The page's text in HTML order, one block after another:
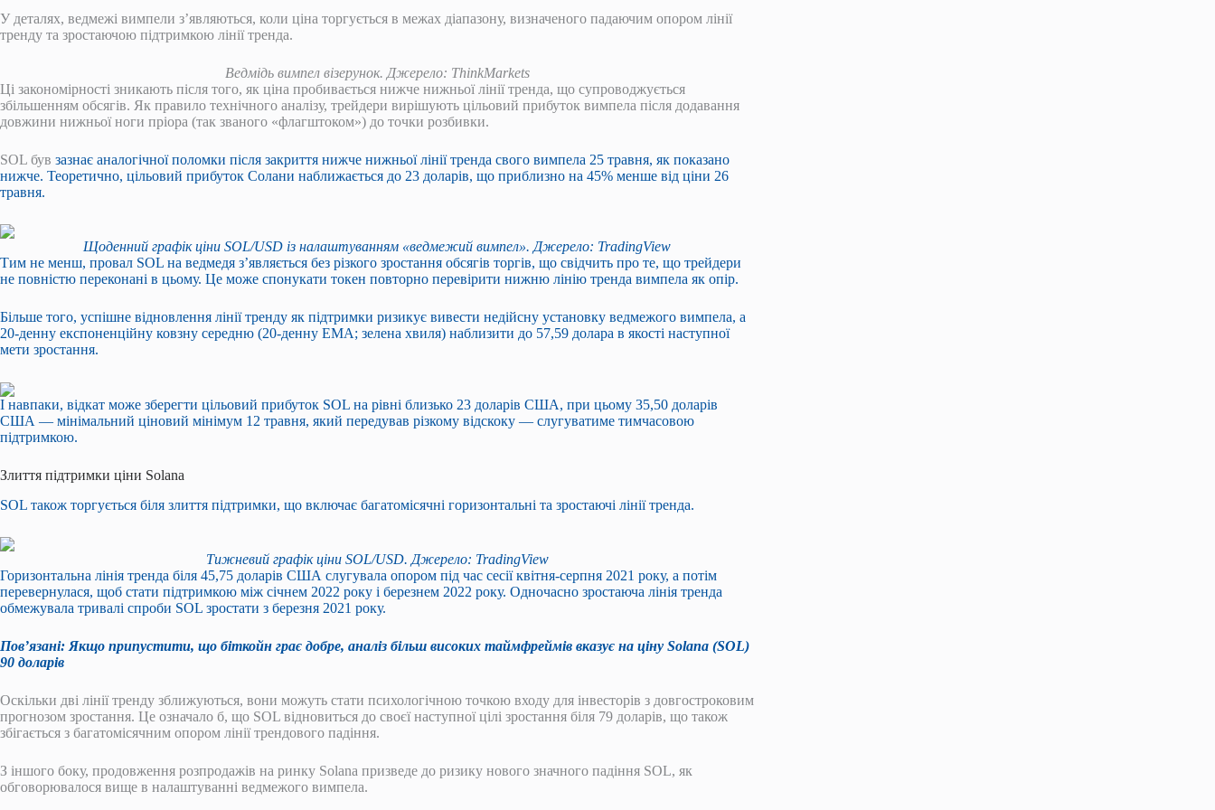
У деталях, ведмежі вимпели з’являються, коли ціна торгується в межах діапазону, визначеного падаючим опором лінії
тренду та зростаючою підтримкою лінії тренда.
Ведмідь вимпел візерунок. Джерело: ThinkMarkets
Ці закономірності зникають після того, як ціна пробивається нижче нижньої лінії тренда, що супроводжується
збільшенням обсягів. Як правило технічного аналізу, трейдери вирішують цільовий прибуток вимпела після додавання
довжини нижньої ноги пріора (так званого «флагштоком») до точки розбивки.
SOL був зазнає аналогічної поломки після закриття нижче нижньої лінії тренда свого вимпела 25 травня, як показано
нижче. Теоретично, цільовий прибуток Солани наближається до 23 доларів, що приблизно на 45% менше від ціни 26
травня.
Щоденний графік ціни SOL/USD із налаштуванням «ведмежий вимпел». Джерело: TradingView
Тим не менш, провал SOL на ведмедя з’являється без різкого зростання обсягів торгів, що свідчить про те, що трейдери
не повністю переконані в цьому. Це може спонукати токен повторно перевірити нижню лінію тренда вимпела як опір.
Більше того, успішне відновлення лінії тренду як підтримки ризикує вивести недійсну установку ведмежого вимпела, а
20-денну експоненційну ковзну середню (20-денну EMA; зелена хвиля) наблизити до 57,59 долара в якості наступної
мети зростання.
І навпаки, відкат може зберегти цільовий прибуток SOL на рівні близько 23 доларів США, при цьому 35,50 доларів
США — мінімальний ціновий мінімум 12 травня, який передував різкому відскоку — слугуватиме тимчасовою
підтримкою.
Злиття підтримки ціни Solana
SOL також торгується біля злиття підтримки, що включає багатомісячні горизонтальні та зростаючі лінії тренда.
Тижневий графік ціни SOL/USD. Джерело: TradingView
Горизонтальна лінія тренда біля 45,75 доларів США слугувала опором під час сесії квітня-серпня 2021 року, а потім
перевернулася, щоб стати підтримкою між січнем 2022 року і березнем 2022 року. Одночасно зростаюча лінія тренда
обмежувала тривалі спроби SOL зростати з березня 2021 року.
Пов’язані: Якщо припустити, що біткойн грає добре, аналіз більш високих таймфреймів вказує на ціну Solana (SOL)
90 доларів
Оскільки дві лінії тренду зближуються, вони можуть стати психологічною точкою входу для інвесторів з довгостроковим
прогнозом зростання. Це означало б, що SOL відновиться до своєї наступної цілі зростання біля 79 доларів, що також
збігається з багатомісячним опором лінії трендового падіння.
З іншого боку, продовження розпродажів на ринку Solana призведе до ризику нового значного падіння SOL, як
обговорювалося вище в налаштуванні ведмежого вимпела.